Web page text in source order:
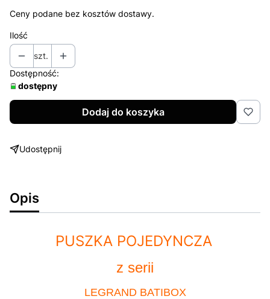
Ceny podane bez kosztów dostawy.
Ilość
szt.
Dostępność:
dostępny
Dodaj do koszyka
Udostępnij
Opis
PUSZKA POJEDYNCZA
z serii
LEGRAND BATIBOX